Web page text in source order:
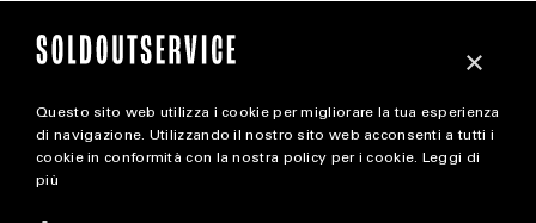
magazine
×
Questo sito web utilizza i cookie per migliorare la tua esperienza
di navigazione. Utilizzando il nostro sito web acconsenti a tutti i
cookie in conformità con la nostra policy per i cookie. Leggi di
più